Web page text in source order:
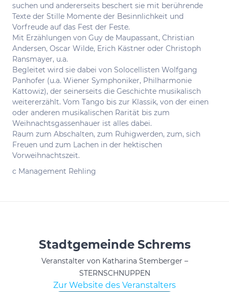
suchen und andererseits beschert sie mit berührende
Texte der Stille Momente der Besinnlichkeit und
Vorfreude auf das Fest der Feste.
Mit Erzählungen von Guy de Maupassant, Christian
Andersen, Oscar Wilde, Erich Kästner oder Christoph
Ransmayer, u.a.
Begleitet wird sie dabei von Solocellisten Wolfgang
Panhofer (u.a. Wiener Symphoniker, Philharmonie
Kattowiz), der seinerseits die Geschichte musikalisch
weitererzählt. Vom Tango bis zur Klassik, von der einen
oder anderen musikalischen Rarität bis zum
Weihnachtsgassenhauer ist alles dabei.
Raum zum Abschalten, zum Ruhigwerden, zum, sich
Freuen und zum Lachen in der hektischen
Vorweihnachtszeit.
c Management Rehling
Stadtgemeinde Schrems
Veranstalter von Katharina Stemberger –
STERNSCHNUPPEN
Zur Website des Veranstalters